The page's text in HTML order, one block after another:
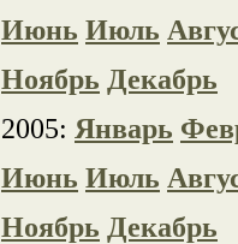
Июнь Июль
Ноябрь Декабрь
2005: Январь
Июнь Июль
Ноябрь Декабрь